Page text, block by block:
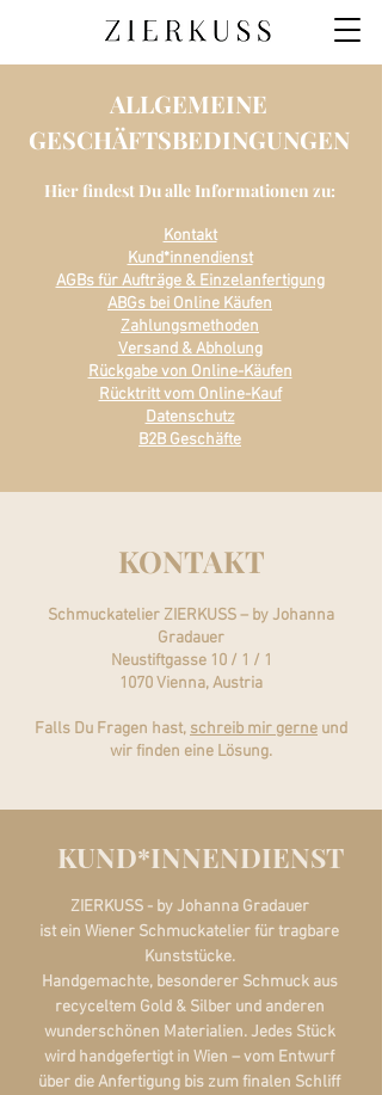
ALLGEMEINE
GESCHÄFTSBEDINGUNGEN
Hier findest Du alle Informationen zu:
Kontakt
Kund*innendienst
AGBs für Aufträge & Einzelanfertigung
ABGs bei Online Käufen
Zahlungsmethoden
Versand & Abholung
Rückgabe von Online-Käufen
Rücktritt vom Online-Kauf
Datenschutz
B2B Geschäfte
KONTAKT
Schmuckatelier ZIERKUSS – by Johanna
Gradauer
Neustiftgasse 10 / 1 / 1
1070 Vienna, Austria
Falls Du Fragen hast, schreib mir gerne und
wir finden eine Lösung.
KUND*INNENDIENST
ZIERKUSS - by Johanna Gradauer
ist ein Wiener Schmuckatelier für tragbare
Kunststücke.
Handgemachte, besonderer Schmuck aus
recyceltem Gold & Silber und anderen
wunderschönen Materialien. Jedes Stück
wird handgefertigt in Wien – vom Entwurf
über die Anfertigung bis zum finalen Schliff